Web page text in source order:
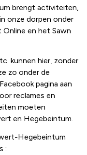
brengt activiteiten,
onze dorpen onder
en het Sawn
kunnen hier, zonder
zo onder de
pagina aan
reclames en
moeten
en Hegebeintum.
Hegebeintum
: